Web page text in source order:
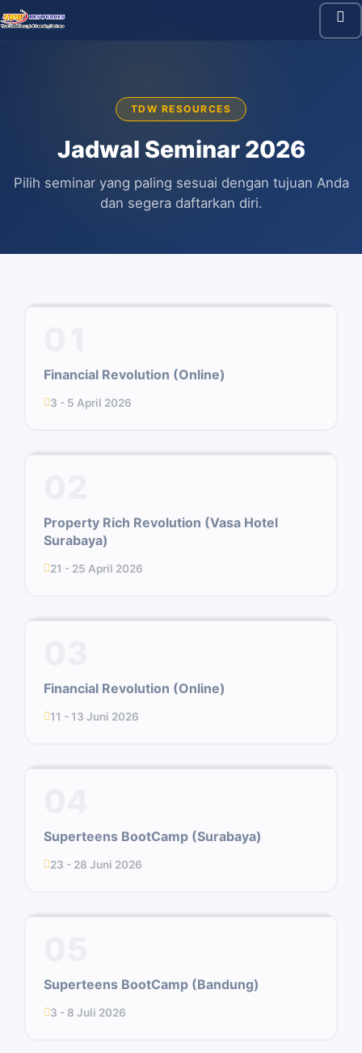
TDW RESOURCES
Jadwal Seminar 2026
Pilih seminar yang paling sesuai dengan tujuan Anda
dan segera daftarkan diri.
Financial Revolution (Online)
3 - 5 April 2026
Property Rich Revolution (Vasa Hotel
Surabaya)
21 - 25 April 2026
Financial Revolution (Online)
11 - 13 Juni 2026
Superteens BootCamp (Surabaya)
23 - 28 Juni 2026
Superteens BootCamp (Bandung)
3 - 8 Juli 2026